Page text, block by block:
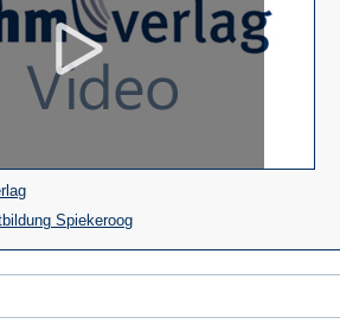
(Öffnet
in
einem
neuen
Spiekeroog(Öffnet
in
einem